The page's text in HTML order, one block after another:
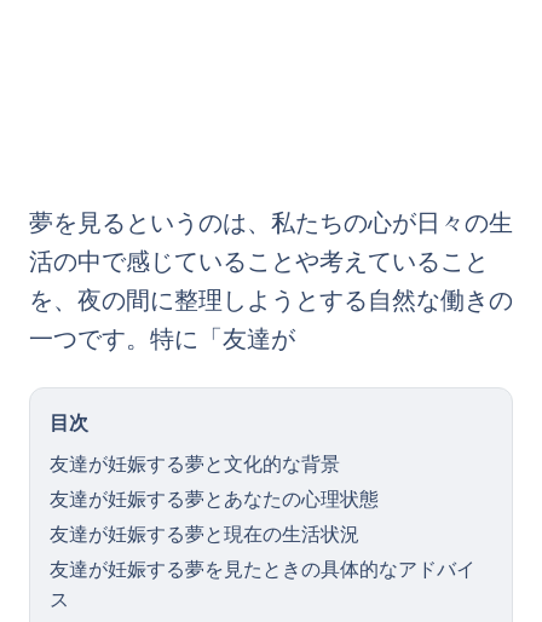
夢を見るというのは、私たちの心が日々の生
活の中で感じていることや考えていること
を、夜の間に整理しようとする自然な働きの
一つです。特に「友達が
目次
友達が妊娠する夢と文化的な背景
友達が妊娠する夢とあなたの心理状態
友達が妊娠する夢と現在の生活状況
友達が妊娠する夢を見たときの具体的なアドバイ
ス